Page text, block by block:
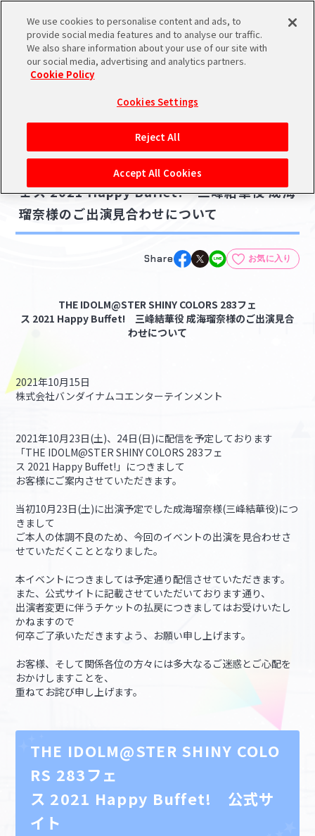
スケジュール 検索
バンダイナムコIDで
アイドルマスター ポータルへの登録について
シリアルコード・
あいことば
活動履歴
閲覧履歴・購入履歴 Pレポ
お気に入り
マイスケジュール メモ
ニュース
ライブ・イベント
2021.10.15
THE IDOLM@STER SHINY COLORS 283フ
ェス 2021 Happy Buffet! 三峰結華役 成海
瑠奈様のご出演見合わせについて
Share お気に入り
THE IDOLM@STER SHINY COLORS 283フェ
ス 2021 Happy Buffet! 三峰結華役 成海瑠奈様のご出演見合
わせについて
2021年10月15日
株式会社バンダイナムコエンターテインメント
2021年10月23日(土)、24日(日)に配信を予定しております
「THE IDOLM@STER SHINY COLORS 283フェ
ス 2021 Happy Buffet!」につきまして
お客様にご案内させていただきます。
当初10月23日(土)に出演予定でした成海瑠奈様(三峰結華役)につ
きまして
ご本人の体調不良のため、今回のイベントの出演を見合わせさ
せていただくこととなりました。
本イベントにつきましては予定通り配信させていただきます。
また、公式サイトに記載させていただいております通り、
出演者変更に伴うチケットの払戻につきましてはお受けいたし
かねますので
何卒ご了承いただきますよう、お願い申し上げます。
お客様、そして関係各位の方々には多大なるご迷惑とご心配を
おかけしますことを、
重ねてお詫び申し上げます。
THE IDOLM@STER SHINY COLO
RS 283フェ
ス 2021 Happy Buffet! 公式サ
イト
We use cookies to personalise content and ads, to
provide social media features and to analyse our traffic.
We also share information about your use of our site with
our social media, advertising and analytics partners.
Cookie Policy
Cookies Settings
Reject All
Accept All Cookies